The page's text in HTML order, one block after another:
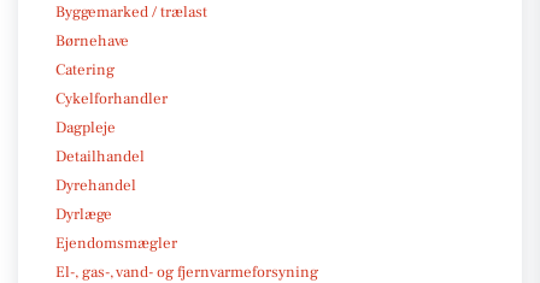
Byggemarked / trælast
Børnehave
Catering
Cykelforhandler
Dagpleje
Detailhandel
Dyrehandel
Dyrlæge
Ejendomsmægler
El-, gas-, vand- og fjernvarmeforsyning